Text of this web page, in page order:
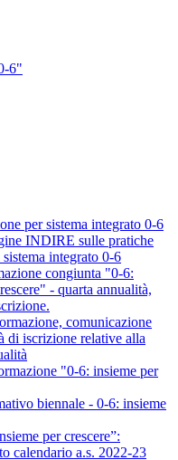
6"
per sistema integrato 0-6
INDIRE sulle pratiche
integrato 0-6
congiunta "0-6:
- quarta annualità,
comunicazione
di iscrizione relative alla
"0-6: insieme per
biennale - 0-6: insieme
per crescere”:
calendario a.s. 2022-23